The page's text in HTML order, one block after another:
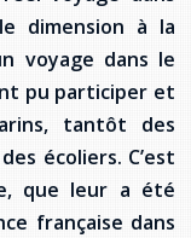
dimension à la
voyage dans le
pu participer et
tantôt des
écoliers. C’est
que leur a été
française dans